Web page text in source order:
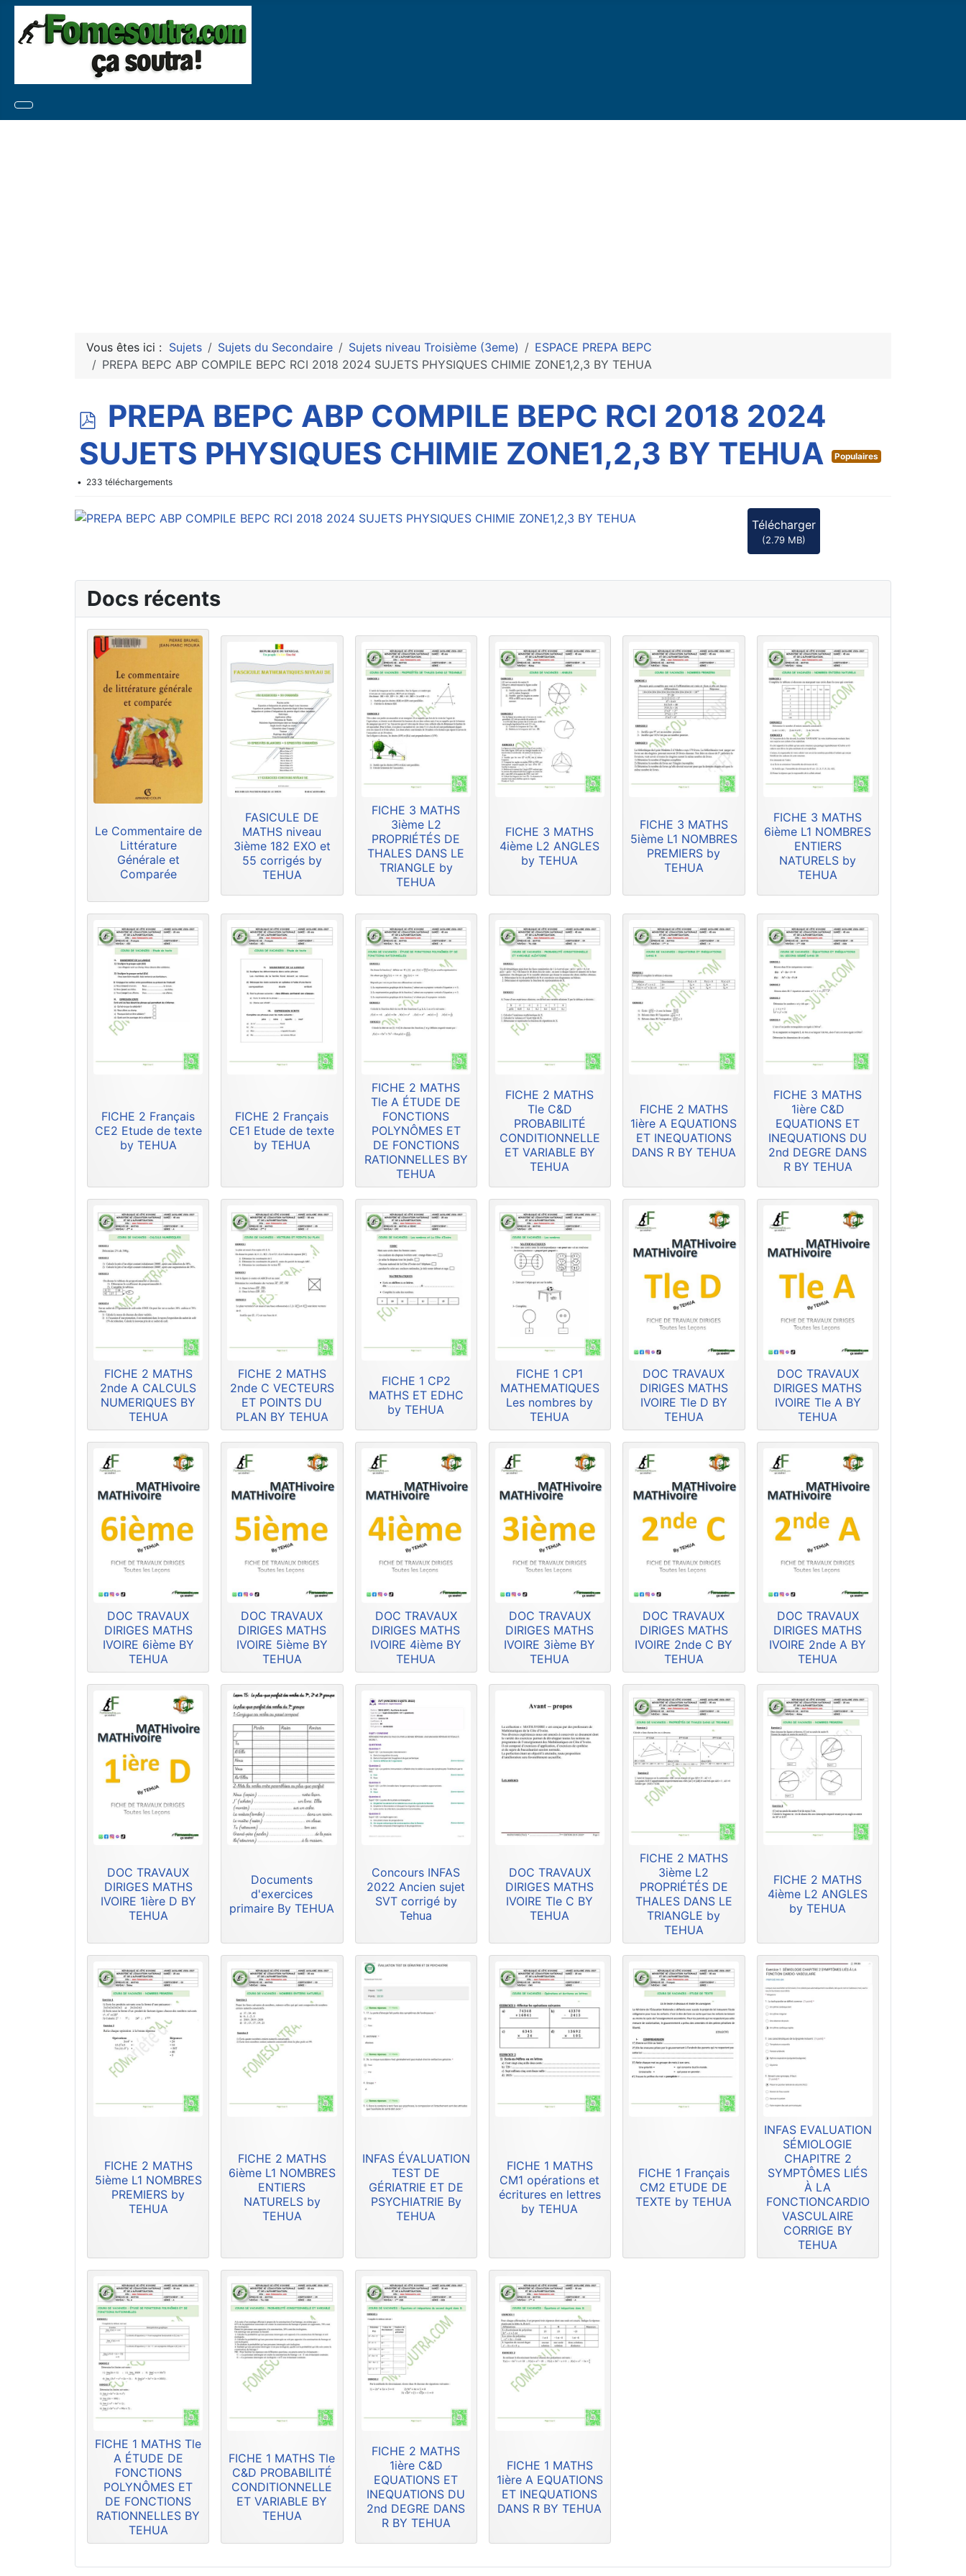
Vous êtes ici : Sujets Sujets du Secondaire Sujets niveau Troisième (3eme)
ESPACE PREPA BEPC
PREPA BEPC ABP COMPILE BEPC RCI 2018 2024 SUJETS PHYSIQUES CHIMIE ZONE1,2,3 BY TEHUA
p
d
f
PREPA BEPC ABP COMPILE BEPC RCI 2018 2024
SUJETS PHYSIQUES CHIMIE ZONE1,2,3 BY TEHUA
Populaires
233 téléchargements
Télécharger
(2.79 MB)
Docs récents
Le Commentaire de
Littérature
Générale et
Comparée
FASICULE DE
MATHS niveau
3ième 182 EXO et
55 corrigés by
TEHUA
FICHE 3 MATHS
3ième L2
PROPRIÉTÉS DE
THALES DANS LE
TRIANGLE by
TEHUA
FICHE 3 MATHS
4ième L2 ANGLES
by TEHUA
FICHE 3 MATHS
5ième L1 NOMBRES
PREMIERS by
TEHUA
FICHE 3 MATHS
6ième L1 NOMBRES
ENTIERS
NATURELS by
TEHUA
FICHE 2 Français
CE2 Etude de texte
by TEHUA
FICHE 2 Français
CE1 Etude de texte
by TEHUA
FICHE 2 MATHS
Tle A ÉTUDE DE
FONCTIONS
POLYNÔMES ET
DE FONCTIONS
RATIONNELLES BY
TEHUA
FICHE 2 MATHS
Tle C&D
PROBABILITÉ
CONDITIONNELLE
ET VARIABLE BY
TEHUA
FICHE 2 MATHS
1ière A EQUATIONS
ET INEQUATIONS
DANS R BY TEHUA
FICHE 3 MATHS
1ière C&D
EQUATIONS ET
INEQUATIONS DU
2nd DEGRE DANS
R BY TEHUA
FICHE 2 MATHS
2nde A CALCULS
NUMERIQUES BY
TEHUA
FICHE 2 MATHS
2nde C VECTEURS
ET POINTS DU
PLAN BY TEHUA
FICHE 1 CP2
MATHS ET EDHC
by TEHUA
FICHE 1 CP1
MATHEMATIQUES
Les nombres by
TEHUA
DOC TRAVAUX
DIRIGES MATHS
IVOIRE Tle D BY
TEHUA
DOC TRAVAUX
DIRIGES MATHS
IVOIRE Tle A BY
TEHUA
DOC TRAVAUX
DIRIGES MATHS
IVOIRE 6ième BY
TEHUA
DOC TRAVAUX
DIRIGES MATHS
IVOIRE 5ième BY
TEHUA
DOC TRAVAUX
DIRIGES MATHS
IVOIRE 4ième BY
TEHUA
DOC TRAVAUX
DIRIGES MATHS
IVOIRE 3ième BY
TEHUA
DOC TRAVAUX
DIRIGES MATHS
IVOIRE 2nde C BY
TEHUA
DOC TRAVAUX
DIRIGES MATHS
IVOIRE 2nde A BY
TEHUA
DOC TRAVAUX
DIRIGES MATHS
IVOIRE 1ière D BY
TEHUA
Documents
d'exercices
primaire By TEHUA
Concours INFAS
2022 Ancien sujet
SVT corrigé by
Tehua
DOC TRAVAUX
DIRIGES MATHS
IVOIRE Tle C BY
TEHUA
FICHE 2 MATHS
3ième L2
PROPRIÉTÉS DE
THALES DANS LE
TRIANGLE by
TEHUA
FICHE 2 MATHS
4ième L2 ANGLES
by TEHUA
FICHE 2 MATHS
5ième L1 NOMBRES
PREMIERS by
TEHUA
FICHE 2 MATHS
6ième L1 NOMBRES
ENTIERS
NATURELS by
TEHUA
INFAS ÉVALUATION
TEST DE
GÉRIATRIE ET DE
PSYCHIATRIE By
TEHUA
FICHE 1 MATHS
CM1 opérations et
écritures en lettres
by TEHUA
FICHE 1 Français
CM2 ETUDE DE
TEXTE by TEHUA
INFAS EVALUATION
SÉMIOLOGIE
CHAPITRE 2
SYMPTÔMES LIÉS
À LA
FONCTIONCARDIO
VASCULAIRE
CORRIGE BY
TEHUA
FICHE 1 MATHS Tle
A ÉTUDE DE
FONCTIONS
POLYNÔMES ET
DE FONCTIONS
RATIONNELLES BY
TEHUA
FICHE 1 MATHS Tle
C&D PROBABILITÉ
CONDITIONNELLE
ET VARIABLE BY
TEHUA
FICHE 2 MATHS
1ière C&D
EQUATIONS ET
INEQUATIONS DU
2nd DEGRE DANS
R BY TEHUA
FICHE 1 MATHS
1ière A EQUATIONS
ET INEQUATIONS
DANS R BY TEHUA